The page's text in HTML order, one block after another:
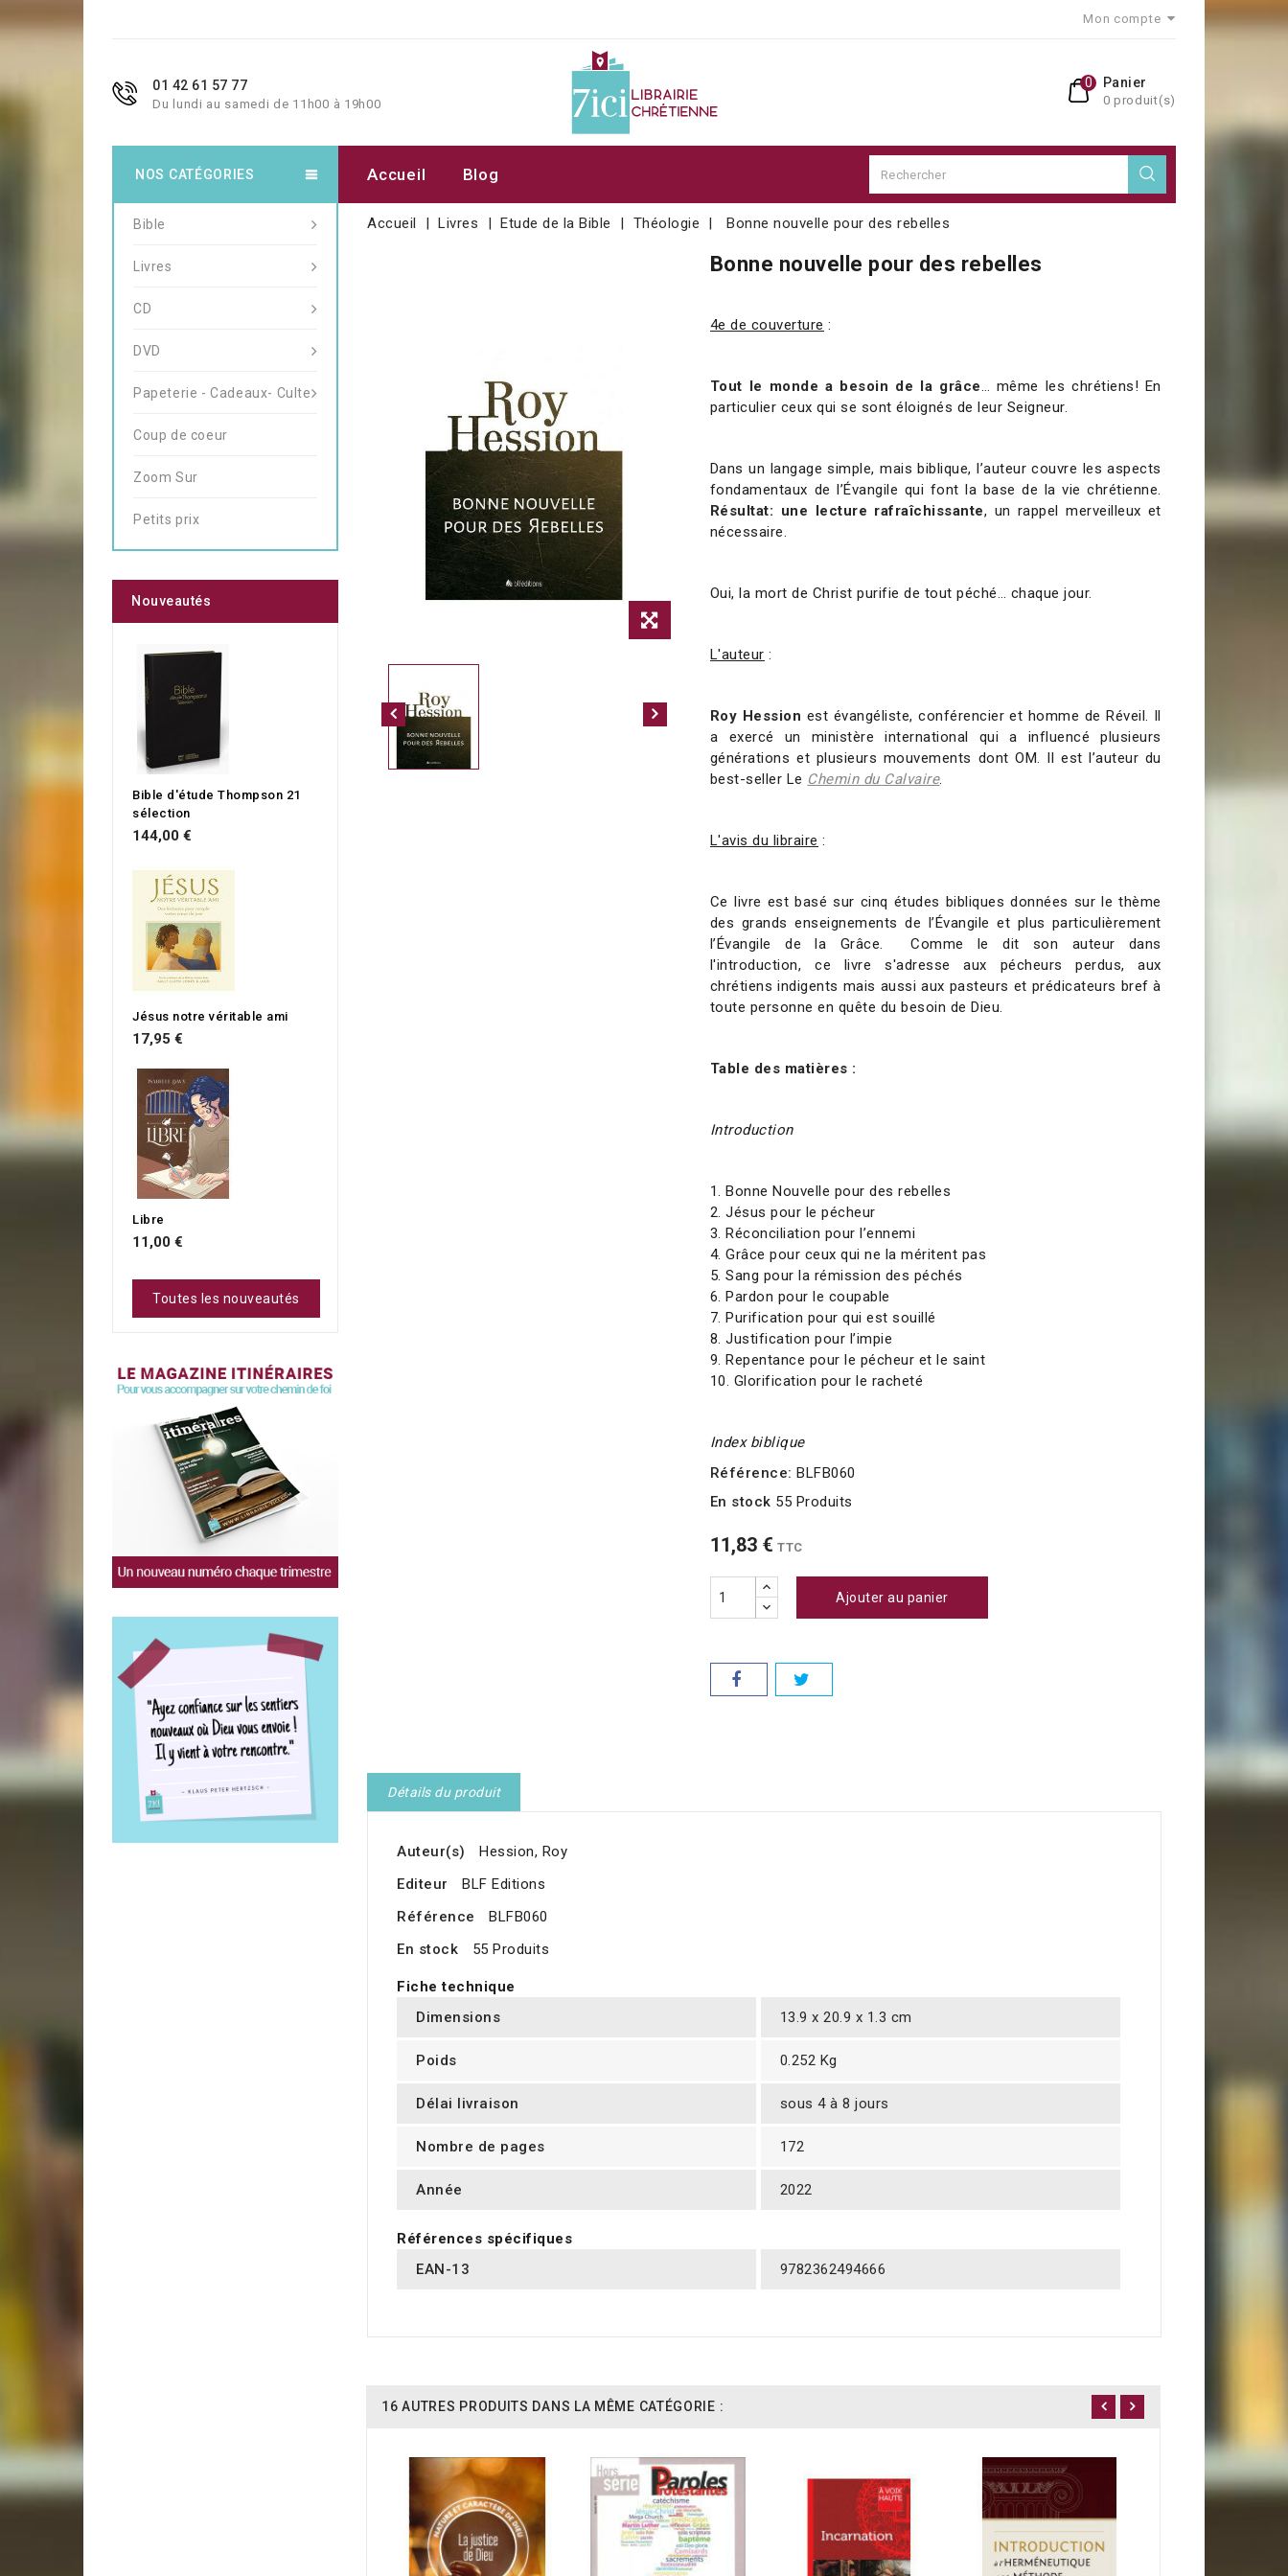
Mon compte
01 42 61 57 77
Du lundi au samedi de 11h00 à 19h00
Panier
0 produit(s)
0
Accueil Blog
Accueil Livres Etude de la Bible Théologie Bonne nouvelle pour des rebelles
Bonne nouvelle pour des rebelles
4e de couverture :
Tout le monde a besoin de la grâce… même les chrétiens! En
particulier ceux qui se sont éloignés de leur Seigneur.
Dans un langage simple, mais biblique, l’auteur couvre les aspects
fondamentaux de l’Évangile qui font la base de la vie chrétienne.
Résultat: une lecture rafraîchissante, un rappel merveilleux et
nécessaire.
Oui, la mort de Christ purifie de tout péché… chaque jour.
L'auteur :
Roy Hession est évangéliste, conférencier et homme de Réveil. Il
a exercé un ministère international qui a influencé plusieurs
générations et plusieurs mouvements dont OM. Il est l’auteur du
best-seller Le Chemin du Calvaire.
L'avis du libraire :
Ce livre est basé sur cinq études bibliques données sur le thème
des grands enseignements de l’Évangile et plus particulièrement
l’Évangile de la Grâce. Comme le dit son auteur dans
l'introduction, ce livre s'adresse aux pécheurs perdus, aux
chrétiens indigents mais aussi aux pasteurs et prédicateurs bref à
toute personne en quête du besoin de Dieu.
Table des matières :
Introduction
1. Bonne Nouvelle pour des rebelles
2. Jésus pour le pécheur
3. Réconciliation pour l’ennemi
4. Grâce pour ceux qui ne la méritent pas
5. Sang pour la rémission des péchés
6. Pardon pour le coupable
7. Purification pour qui est souillé
8. Justification pour l’impie
9. Repentance pour le pécheur et le saint
10. Glorification pour le racheté
Index biblique
Référence: BLFB060
En stock 55 Produits
11,83 € TTC
Ajouter au panier
Détails du produit
Auteur(s)
Hession, Roy
Editeur
BLF Editions
Référence
BLFB060
En stock
55 Produits
Fiche technique
Dimensions
13.9 x 20.9 x 1.3 cm
Poids 0.252 Kg
Délai livraison sous 4 à 8 jours
Nombre de pages 172
Année 2022
Références spécifiques
EAN-13
9782362494666
16 AUTRES PRODUITS DANS LA MÊME CATÉGORIE :
NOS CATÉGORIES
Bible
Livres
CD
DVD
Papeterie - Cadeaux- Culte
Coup de coeur
Zoom Sur
Petits prix
Nouveautés
Bible d'étude Thompson 21
sélection
144,00 €
Jésus notre véritable ami
17,95 €
Libre
11,00 €
Toutes les nouveautés